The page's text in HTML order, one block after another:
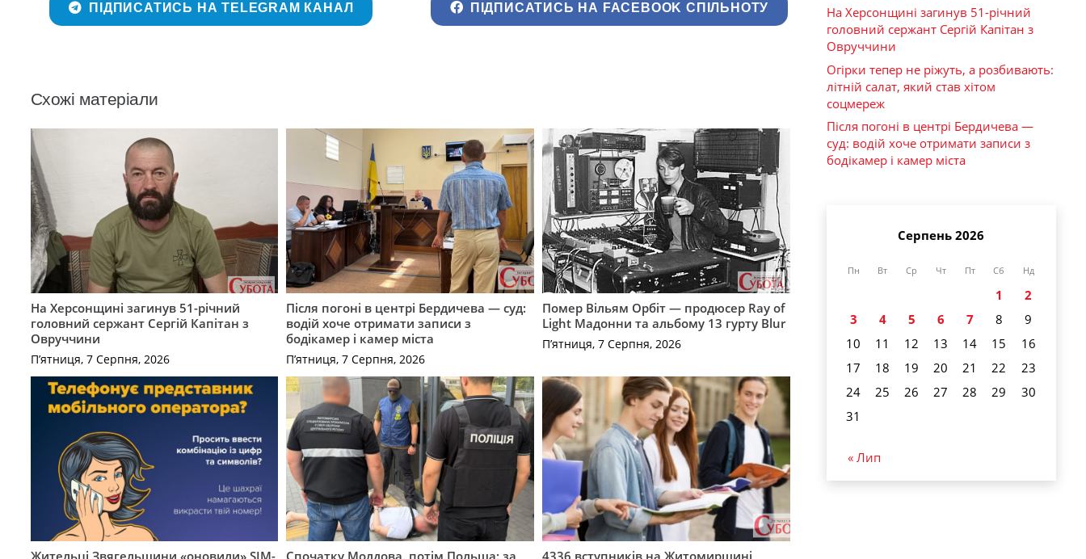
ПІДПИСАТИСЬ НА TELEGRAM КАНАЛ ПІДПИСАТИСЬ НА FACEBOOK СПІЛЬНОТУ
Схожі матеріали
На Херсонщині загинув 51-річний
головний сержант Сергій Капітан з
Овруччини
П’ятниця, 7 Серпня, 2026
Після погоні в центрі Бердичева — суд:
водій хоче отримати записи з
бодікамер і камер міста
П’ятниця, 7 Серпня, 2026
Помер Вільям Орбіт — продюсер Ray of
Light Мадонни та альбому 13 гурту Blur
П’ятниця, 7 Серпня, 2026
На Херсонщині загинув 51-річний
головний сержант Сергій Капітан з
Овруччини
Огірки тепер не ріжуть, а розбивають:
літній салат, який став хітом
соцмереж
Після погоні в центрі Бердичева —
суд: водій хоче отримати записи з
бодікамер і камер міста
Серпень 2026
Пн Вт Ср Чт Пт Сб Нд
1
2
3
4 5 6 7 8
9
10
11 12 13 14 15
16
17
18 19 20 21 22
23
24
25 26 27 28 29
30
31
« Лип